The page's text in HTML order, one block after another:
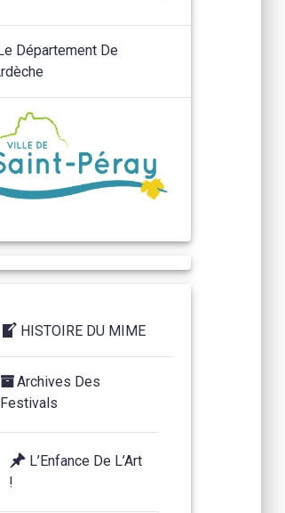
HISTOIRE DU MIME
Archives Des
Festivals
L’Enfance De L’Art
!